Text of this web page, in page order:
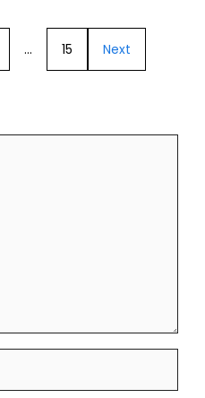
… 15 Next